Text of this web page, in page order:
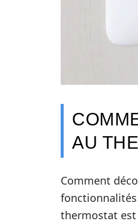
AU
Comment
thermostat est